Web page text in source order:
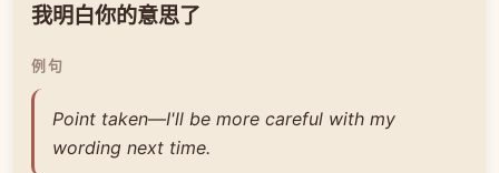
我明白你的意思了
例句
Point taken—I'll be more careful with my
wording next time.